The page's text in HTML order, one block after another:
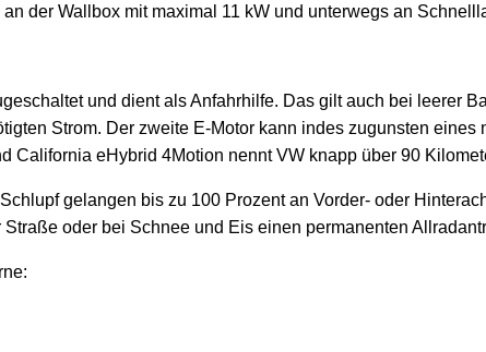
der Wallbox mit maximal 11 kW und unterwegs an
und dient als Anfahrhilfe. Das gilt auch bei leerer
Strom. Der zweite E-Motor kann indes zugunsten eines
California eHybrid 4Motion nennt VW knapp über 90
gelangen bis zu 100 Prozent an Vorder- oder
Straße oder bei Schnee und Eis einen permanenten